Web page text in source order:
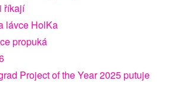
říkají
lávce HolKa
propuká
Project of the Year 2025 putuje